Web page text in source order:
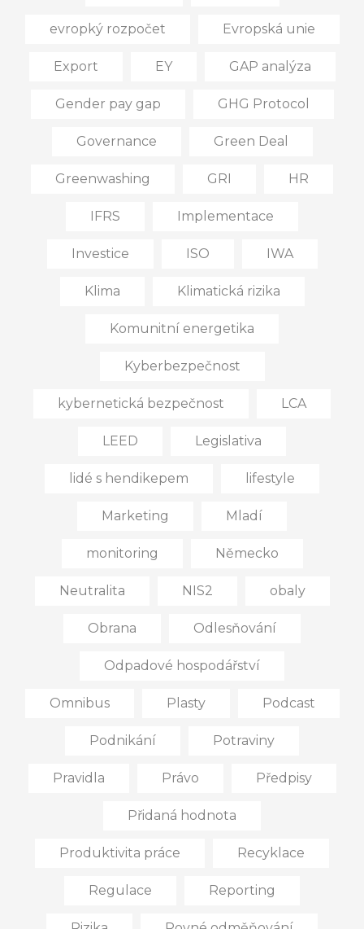
evropký rozpočet Evropská unie
Export EY GAP analýza
Gender pay gap GHG Protocol
Governance Green Deal
Greenwashing GRI HR
IFRS Implementace
Investice ISO IWA
Klima Klimatická rizika
Komunitní energetika
Kyberbezpečnost
kybernetická bezpečnost LCA
LEED Legislativa
lidé s hendikepem lifestyle
Marketing Mladí
monitoring Německo
Neutralita NIS2 obaly
Obrana Odlesňování
Odpadové hospodářství
Omnibus Plasty Podcast
Podnikání Potraviny
Pravidla Právo Předpisy
Přidaná hodnota
Produktivita práce Recyklace
Regulace Reporting